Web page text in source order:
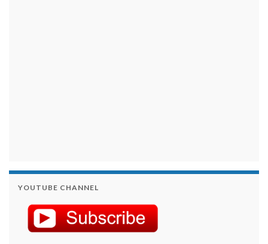
YOUTUBE CHANNEL